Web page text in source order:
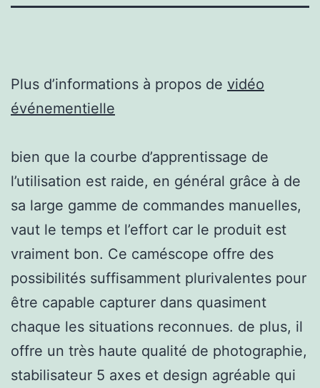
Plus d’informations à propos de vidéo
événementielle
bien que la courbe d’apprentissage de
l’utilisation est raide, en général grâce à de
sa large gamme de commandes manuelles,
vaut le temps et l’effort car le produit est
vraiment bon. Ce caméscope offre des
possibilités suffisamment plurivalentes pour
être capable capturer dans quasiment
chaque les situations reconnues. de plus, il
offre un très haute qualité de photographie,
stabilisateur 5 axes et design agréable qui